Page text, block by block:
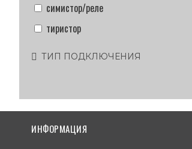
ТИП ПОДКЛЮЧЕНИЯ
симистор/реле
тиристор
ИНФОРМАЦИЯ